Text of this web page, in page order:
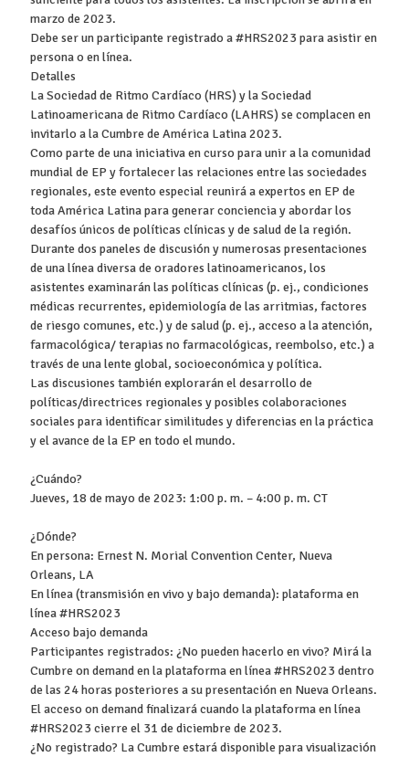
marzo de 2023.
Debe ser un participante registrado a #HRS2023 para asistir en
persona o en línea.
Detalles
La Sociedad de Ritmo Cardíaco (HRS) y la Sociedad
Latinoamericana de Ritmo Cardíaco (LAHRS) se complacen en
invitarlo a la Cumbre de América Latina 2023.
Como parte de una iniciativa en curso para unir a la comunidad
mundial de EP y fortalecer las relaciones entre las sociedades
regionales, este evento especial reunirá a expertos en EP de
toda América Latina para generar conciencia y abordar los
desafíos únicos de políticas clínicas y de salud de la región.
Durante dos paneles de discusión y numerosas presentaciones
de una línea diversa de oradores latinoamericanos, los
asistentes examinarán las políticas clínicas (p. ej., condiciones
médicas recurrentes, epidemiología de las arritmias, factores
de riesgo comunes, etc.) y de salud (p. ej., acceso a la atención,
farmacológica/ terapias no farmacológicas, reembolso, etc.) a
través de una lente global, socioeconómica y política.
Las discusiones también explorarán el desarrollo de
políticas/directrices regionales y posibles colaboraciones
sociales para identificar similitudes y diferencias en la práctica
y el avance de la EP en todo el mundo.
¿Cuándo?
Jueves, 18 de mayo de 2023: 1:00 p. m. – 4:00 p. m. CT
¿Dónde?
En persona: Ernest N. Morial Convention Center, Nueva
Orleans, LA
En línea (transmisión en vivo y bajo demanda): plataforma en
línea #HRS2023
Acceso bajo demanda
Participantes registrados: ¿No pueden hacerlo en vivo? Mirá la
Cumbre on demand en la plataforma en línea #HRS2023 dentro
de las 24 horas posteriores a su presentación en Nueva Orleans.
El acceso on demand finalizará cuando la plataforma en línea
#HRS2023 cierre el 31 de diciembre de 2023.
¿No registrado? La Cumbre estará disponible para visualización